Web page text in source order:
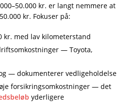
kr. er langt nemmere at
kr. Fokuser på:
kr. med lav kilometerstand
— Toyota,
— dokumenterer vedligeholdelse
forsikringsomkostninger — det
yderligere